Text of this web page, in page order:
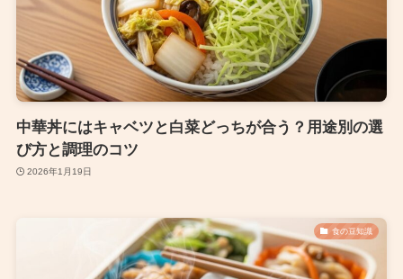
中華丼にはキャベツと白菜どっちが合う？用途別の選
び方と調理のコツ
2026年1月19日
食の豆知識